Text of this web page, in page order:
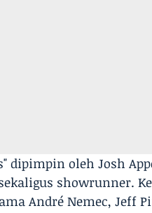
dipimpin oleh Josh
showrunner.
André Nemec, Jeff